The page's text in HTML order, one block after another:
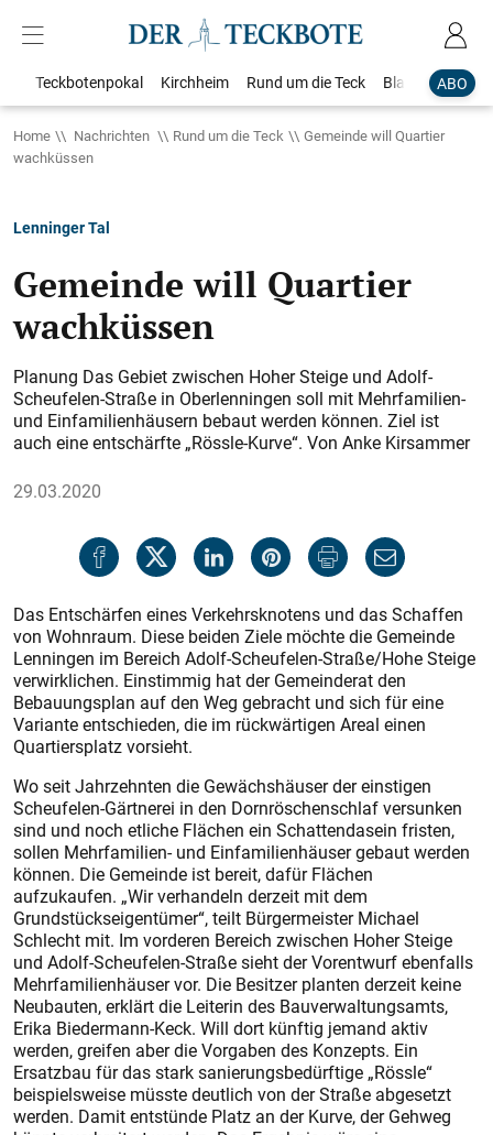
ABO
Teckbotenpokal Kirchheim Rund um die Teck Blaulicht
Home Nachrichten Rund um die Teck
Gemeinde will Quartier
wachküssen
Lenninger Tal
Gemeinde will Quartier
wachküssen
Planung Das Gebiet zwischen Hoher Steige und Adolf-
Scheufelen-Straße in Oberlenningen soll mit Mehrfamilien-
und Einfamilienhäusern bebaut werden können. Ziel ist
auch eine entschärfte „Rössle-Kurve“. Von Anke Kirsammer
29.03.2020
Das Entschärfen eines Verkehrsknotens und das Schaffen
von Wohnraum. Diese beiden Ziele möchte die Gemeinde
Lenningen im Bereich Adolf-Scheufelen-Straße/Hohe Steige
verwirklichen. Einstimmig hat der Gemeinderat den
Bebauungsplan auf den Weg gebracht und sich für eine
Variante entschieden, die im rückwärtigen Areal einen
Quartiersplatz vorsieht.
Wo seit Jahrzehnten die Gewächshäuser der einstigen
Scheufelen-Gärtnerei in den Dornröschenschlaf versunken
sind und noch etliche Flächen ein Schattendasein fristen,
sollen Mehrfamilien- und Einfamilienhäuser gebaut werden
können. Die Gemeinde ist bereit, dafür Flächen
aufzukaufen. „Wir verhandeln derzeit mit dem
Grundstückseigentümer“, teilt Bürgermeister Michael
Schlecht mit. Im vorderen Bereich zwischen Hoher Steige
und Adolf-Scheufelen-Straße sieht der Vorentwurf ebenfalls
Mehrfamilienhäuser vor. Die Besitzer planten derzeit keine
Neubauten, erklärt die Leiterin des Bauverwaltungsamts,
Erika Biedermann-Keck. Will dort künftig jemand aktiv
werden, greifen aber die Vorgaben des Konzepts. Ein
Ersatzbau für das stark sanierungsbedürftige „Rössle“
beispielsweise müsste deutlich von der Straße abgesetzt
werden. Damit entstünde Platz an der Kurve, der Gehweg